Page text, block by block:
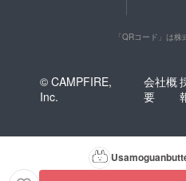
「QRコード」は
© CAMPFIRE,
Inc.
会社概
要